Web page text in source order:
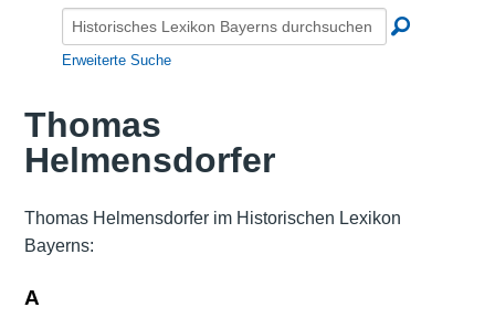
Erweiterte Suche
Thomas
Helmensdorfer
Thomas Helmensdorfer im Historischen Lexikon
Bayerns:
A